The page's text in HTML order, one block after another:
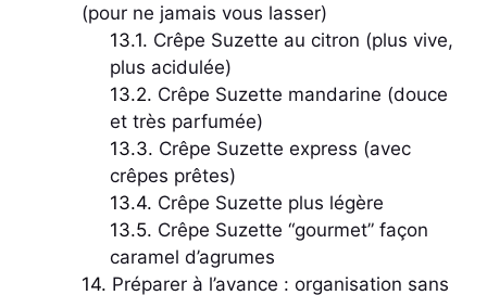
(pour ne jamais vous lasser)
Crêpe Suzette au citron (plus vive,
plus acidulée)
Crêpe Suzette mandarine (douce
et très parfumée)
Crêpe Suzette express (avec
crêpes prêtes)
Crêpe Suzette plus légère
Crêpe Suzette “gourmet” façon
caramel d’agrumes
Préparer à l’avance : organisation sans